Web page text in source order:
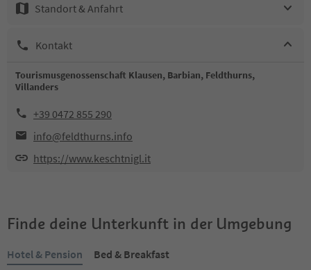
Standort & Anfahrt
Kontakt
Tourismusgenossenschaft Klausen, Barbian, Feldthurns,
Villanders
+39 0472 855 290
info@feldthurns.info
https://www.keschtnigl.it
Finde deine Unterkunft in der Umgebung
Hotel & Pension
Bed & Breakfast